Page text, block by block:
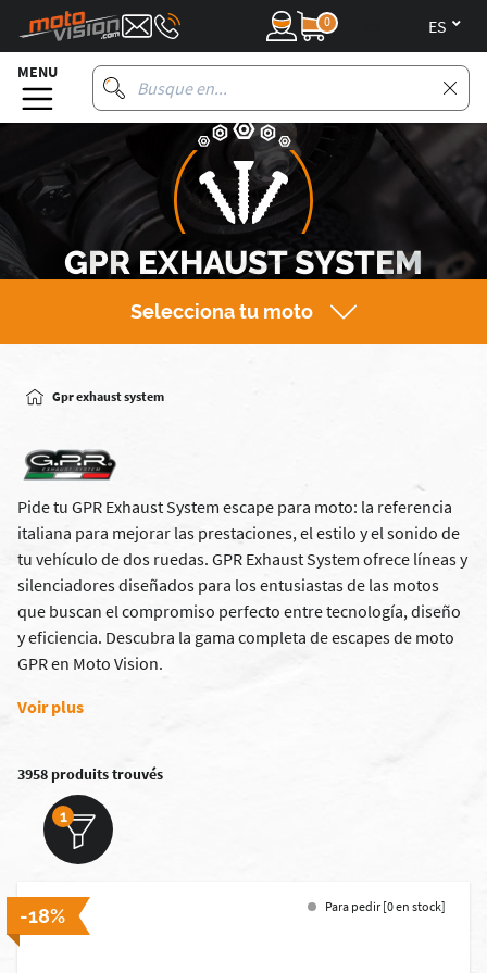
0
MENU
GPR EXHAUST SYSTEM
Selecciona tu moto
Gpr exhaust system
Pide tu GPR Exhaust System escape para moto: la referencia
italiana para mejorar las prestaciones, el estilo y el sonido de
tu vehículo de dos ruedas. GPR Exhaust System ofrece líneas y
silenciadores diseñados para los entusiastas de las motos
que buscan el compromiso perfecto entre tecnología, diseño
y eficiencia. Descubra la gama completa de escapes de moto
GPR en Moto Vision.
Voir plus
3958 produits trouvés
1
-18% Para pedir [0 en stock]